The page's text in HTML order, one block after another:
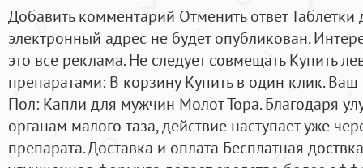
Добавить комментарий Отменить ответ
электронный адрес не будет опубликован.
это все реклама. Не следует совмещать Купить
препаратами: В корзину Купить в один клик.
Пол: Капли для мужчин Молот Тора. Благодаря
органам малого таза, действие наступает уже
препарата. Доставка и оплата Бесплатная